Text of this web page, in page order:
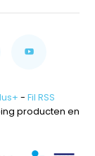
- Fil RSS
producten en